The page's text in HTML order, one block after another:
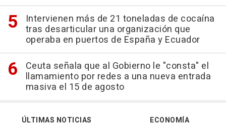
Intervienen más de 21 toneladas de cocaína
tras desarticular una organización que
operaba en puertos de España y Ecuador
Ceuta señala que al Gobierno le "consta" el
llamamiento por redes a una nueva entrada
masiva el 15 de agosto
ÚLTIMAS NOTICIAS
ECONOMÍA